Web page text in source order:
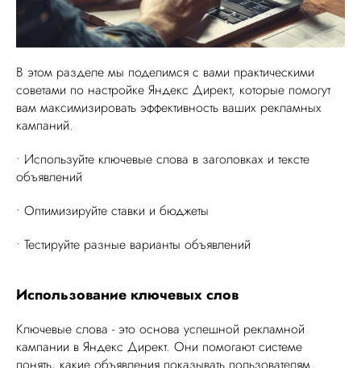
В этом разделе мы поделимся с вами практическими
советами по настройке Яндекс Директ, которые помогут
вам максимизировать эффективность ваших рекламных
кампаний.
• Используйте ключевые слова в заголовках и тексте
объявлений
• Оптимизируйте ставки и бюджеты
• Тестируйте разные варианты объявлений
Использование ключевых слов
Ключевые слова - это основа успешной рекламной
кампании в Яндекс Директ. Они помогают системе